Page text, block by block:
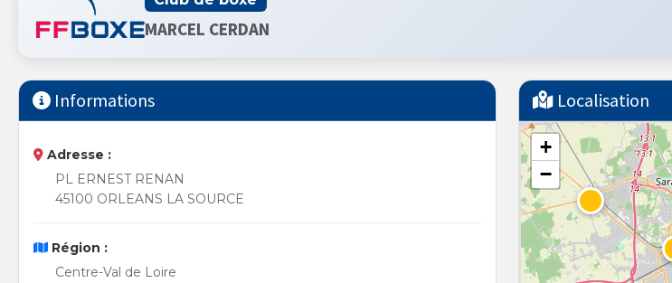
MARCEL CERDAN
Informations
Adresse :
PL ERNEST RENAN
45100 ORLEANS LA SOURCE
Région :
Centre-Val de Loire
Localisation
+
−